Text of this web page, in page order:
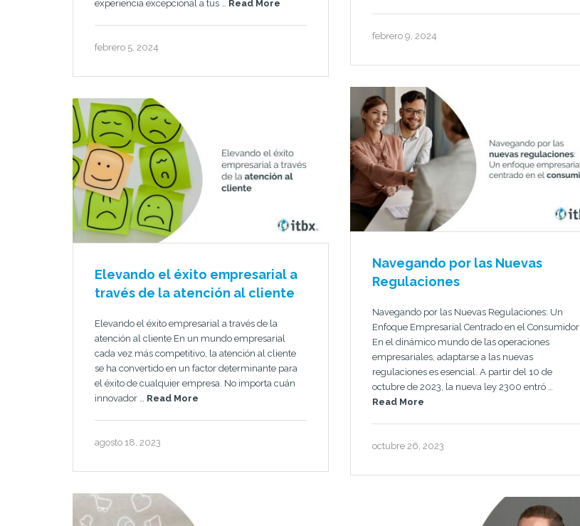
febrero 9, 2024
experiencia excepcional a tus … Read More
febrero 5, 2024
Navegando por las Nuevas
Regulaciones
Navegando por las Nuevas Regulaciones: Un
Enfoque Empresarial Centrado en el Consumidor
En el dinámico mundo de las operaciones
empresariales, adaptarse a las nuevas
regulaciones es esencial. A partir del 10 de
octubre de 2023, la nueva ley 2300 entró …
Read More
octubre 26, 2023
Elevando el éxito empresarial a
través de la atención al cliente
Elevando el éxito empresarial a través de la
atención al cliente En un mundo empresarial
cada vez más competitivo, la atención al cliente
se ha convertido en un factor determinante para
el éxito de cualquier empresa. No importa cuán
innovador … Read More
agosto 18, 2023